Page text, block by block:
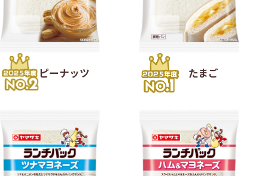
ピーナッツ たまご